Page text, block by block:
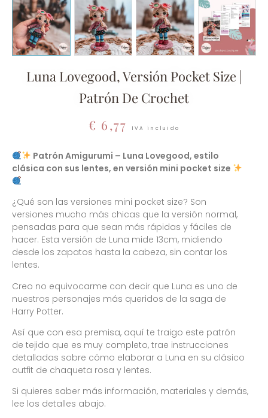
Luna Lovegood, Versión Pocket Size |
Patrón De Crochet
€ 6,77 IVA incluido
Patrón Amigurumi – Luna Lovegood, estilo
clásica con sus lentes, en versión mini pocket size
¿Qué son las versiones mini pocket size? Son
versiones mucho más chicas que la versión normal,
pensadas para que sean más rápidas y fáciles de
hacer. Esta versión de Luna mide 13cm, midiendo
desde los zapatos hasta la cabeza, sin contar los
lentes.
Creo no equivocarme con decir que Luna es uno de
nuestros personajes más queridos de la saga de
Harry Potter.
Así que con esa premisa, aquí te traigo este patrón
de tejido que es muy completo, trae instrucciones
detalladas sobre cómo elaborar a Luna en su clásico
outfit de chaqueta rosa y lentes.
Si quieres saber más información, materiales y demás,
lee los detalles abajo.